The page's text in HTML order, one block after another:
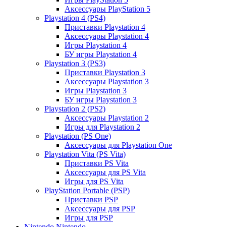
Аксессуары PlayStation 5
Playstation 4 (PS4)
Приставки Playstation 4
Аксессуары Playstation 4
Игры Playstation 4
БУ игры Playstation 4
Playstation 3 (PS3)
Приставки Playstation 3
Аксессуары Playstation 3
Игры Playstation 3
БУ игры Playstation 3
Playstation 2 (PS2)
Аксессуары Playstation 2
Игры для Playstation 2
Playstation (PS One)
Аксессуары для Playstation One
Playstation Vita (PS Vita)
Приставки PS Vita
Аксессуары для PS Vita
Игры для PS Vita
PlayStation Portable (PSP)
Приставки PSP
Аксессуары для PSP
Игры для PSP